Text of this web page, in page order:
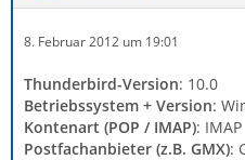
8. Februar 2012 um 19:01
Thunderbird-Version: 10.0
Betriebssystem + Version:
Kontenart (POP / IMAP): IMAP
Postfachanbieter (z.B. GMX):